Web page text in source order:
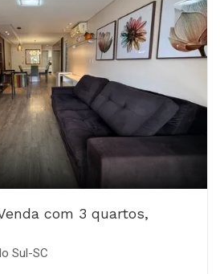
com 3 quartos,
Sul-SC